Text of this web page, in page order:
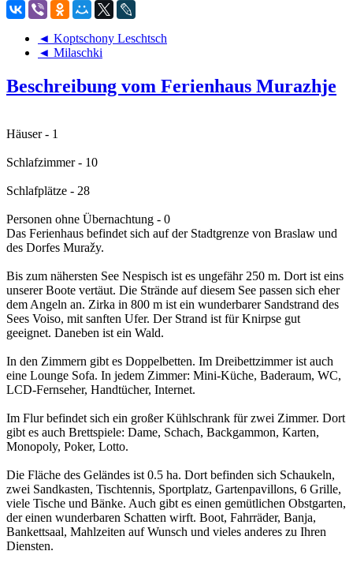
◄ Koptschony Leschtsch
◄ Milaschki
Beschreibung vom Ferienhaus Murazhje
Häuser - 1
Schlafzimmer - 10
Schlafplätze - 28
Personen ohne Übernachtung - 0
Das Ferienhaus befindet sich auf der Stadtgrenze von Braslaw und
des Dorfes Muražy.
Bis zum nähersten See Nespisch ist es ungefähr 250 m. Dort ist eins
unserer Boote vertäut. Die Strände auf diesem See passen sich eher
dem Angeln an. Zirka in 800 m ist ein wunderbarer Sandstrand des
Sees Voiso, mit sanften Ufer. Der Strand ist für Knirpse gut
geeignet. Daneben ist ein Wald.
In den Zimmern gibt es Doppelbetten. Im Dreibettzimmer ist auch
eine Lounge Sofa. In jedem Zimmer: Mini-Küche, Baderaum, WC,
LCD-Fernseher, Handtücher, Internet.
Im Flur befindet sich ein großer Kühlschrank für zwei Zimmer. Dort
gibt es auch Brettspiele: Dame, Schach, Backgammon, Karten,
Monopoly, Poker, Lotto.
Die Fläche des Geländes ist 0.5 ha. Dort befinden sich Schaukeln,
zwei Sandkasten, Tischtennis, Sportplatz, Gartenpavillons, 6 Grille,
viele Tische und Bänke. Auch gibt es einen gemütlichen Obstgarten,
der einen wunderbaren Schatten wirft. Boot, Fahrräder, Banja,
Bankettsaal, Mahlzeiten auf Wunsch und vieles anderes zu Ihren
Diensten.